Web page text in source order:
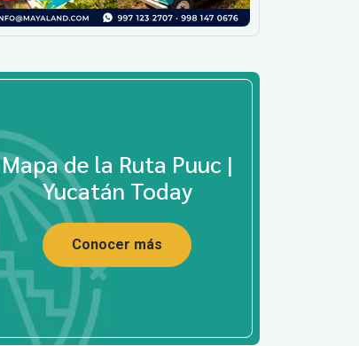
Mapa de la Ruta Puuc |
Yucatán Today
Conocer más